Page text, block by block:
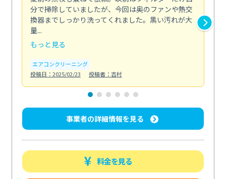
分で掃除していましたが、今回は奥のファンや熱交
換器までしっかり洗ってくれました。黒い汚れが大
量...
もっと見る
エアコンクリーニング
投稿日：2025/02/23
投稿者：吉村
事業者の詳細情報を見る
料金を見る